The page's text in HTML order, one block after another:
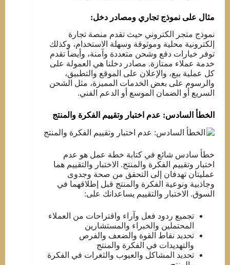
مثال على نموذج تجاري ومصادر دخل:
نموذج متجر الكتروني حيث تقدم منصة تجارة
إلكترونية محلية وموثوقة وسهلة الاستخدام، وكذلك
توفر خيارات دفع وشحن متعددة وآمنة، وأيضاً تقدم
خدمة عملاء ممتازة. مصادر دخلنا هي العمولة على
كل عملية بيع، والإعلان على الموقع والتطبيق،
والرسوم على بعض الخدمات المميزة، مثل الشحن
السريع أو الضمان الموسع أو الدعم الفني.
الخطأ السادس: عدم اختبار وتقييم الفكرة والمنتج
خطأ سادس شائع في كتابة خطة عمل هو عدم
اختبار وتقييم الفكرة والمنتج. الاختبار والتقييم هما
عمليتان تهدفان إلى التحقق من صحة وجدوى
وجاذبية ونوعية الفكرة والمنتج قبل إطلاقهما في
السوق. الاختبار والتقييم يساعدانك على:
تجميع ردود فعل وآراء واقتراحات من العملاء
المحتملين والخبراء والمستشارين
تحديد نقاط القوة والضعف والفرص
والتهديدات في الفكرة والمنتج
تحديد المشاكل والعيوب والثغرات في الفكرة